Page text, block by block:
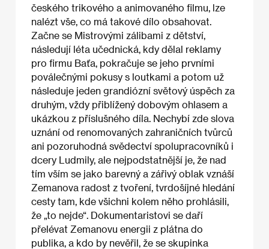
českého trikového a animovaného filmu, lze
nalézt vše, co má takové dílo obsahovat.
Začne se Mistrovými zálibami z dětství,
následují léta učednická, kdy dělal reklamy
pro firmu Baťa, pokračuje se jeho prvními
poválečnými pokusy s loutkami a potom už
následuje jeden grandiózní světový úspěch za
druhým, vždy přiblížený dobovým ohlasem a
ukázkou z příslušného díla. Nechybí zde slova
uznání od renomovaných zahraničních tvůrců
ani pozoruhodná svědectví spolupracovníků i
dcery Ludmily, ale nejpodstatnější je, že nad
tím vším se jako barevný a zářivý oblak vznáší
Zemanova radost z tvoření, tvrdošíjné hledání
cesty tam, kde všichni kolem něho prohlásili,
že „to nejde“. Dokumentaristovi se daří
přelévat Zemanovu energii z plátna do
publika, a kdo by nevěřil, že se skupinka